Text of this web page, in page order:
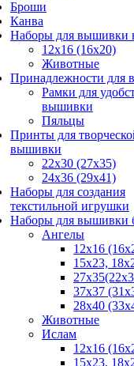
Броши
Канва
Наборы для вышивки
12x16 (16x20)
Животные
Принадлежности для
Рамки для
вышивки
Пяльцы
Принты для
вышивки
22х30 (27х35)
24х36 (29х41)
Наборы для создания
текстильной игрушки
Наборы для вышивки
Ангелы
12х16
15x23,
37x37
28х40
Животные
Ислам
12x16
15x23,